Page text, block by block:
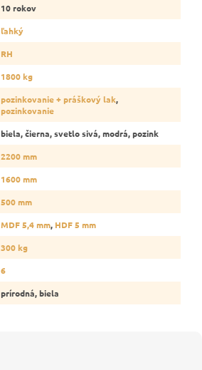
10 rokov
ľahký
RH
1800 kg
pozinkovanie + práškový lak,
pozinkovanie
biela, čierna, svetlo sivá, modrá, pozink
2200 mm
1600 mm
500 mm
MDF 5,4 mm, HDF 5 mm
300 kg
6
prírodná, biela